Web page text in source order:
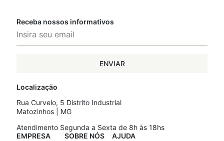
Receba nossos informativos
ENVIAR
Localização
Rua Curvelo, 5 Distrito Industrial
Matozinhos | MG
Atendimento Segunda a Sexta de 8h às 18hs
EMPRESA
SOBRE NÓS
AJUDA